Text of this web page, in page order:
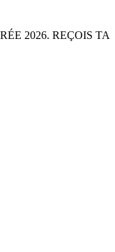
2026. REÇOIS TA